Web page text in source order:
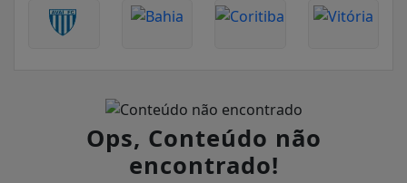
Ops, Conteúdo não
encontrado!